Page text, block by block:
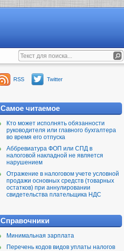
RSS Twitter
Самое читаемое
Кто может исполнять обязанности
руководителя или главного бухгалтера
во время его отпуска
Аббревиатура ФОП или СПД в
налоговой накладной не является
нарушением
Отражение в налоговом учете условной
продажи основных средств (товарных
остатков) при аннулировании
свидетельства плательщика НДС
Справочники
Минимальная зарплата
Перечень кодов видов уплаты налогов